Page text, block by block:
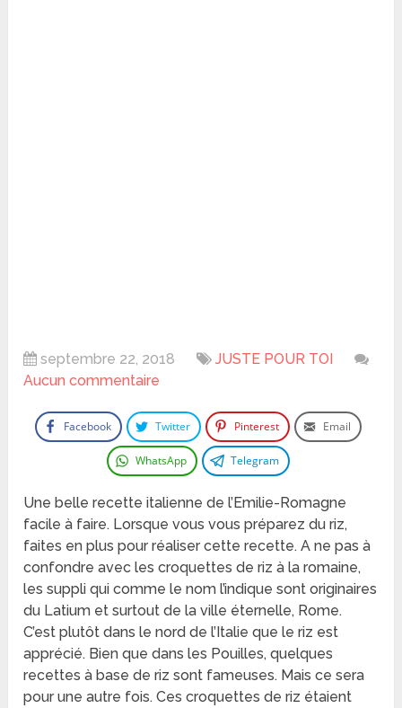
septembre 22, 2018
JUSTE POUR TOI
Aucun commentaire
Facebook Twitter Pinterest Email
WhatsApp Telegram
Une belle recette italienne de l’Emilie-Romagne
facile à faire. Lorsque vous vous préparez du riz,
faites en plus pour réaliser cette recette. A ne pas à
confondre avec les croquettes de riz à la romaine,
les suppli qui comme le nom l’indique sont originaires
du Latium et surtout de la ville éternelle, Rome.
C’est plutôt dans le nord de l’Italie que le riz est
apprécié. Bien que dans les Pouilles, quelques
recettes à base de riz sont fameuses. Mais ce sera
pour une autre fois. Ces croquettes de riz étaient